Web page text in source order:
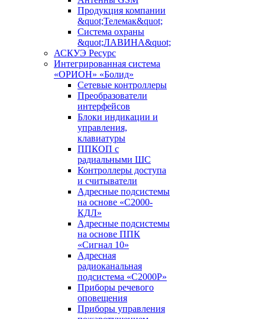
Продукция компании
&quot;Телемак&quot;
Система охраны
&quot;ЛАВИНА&quot;
АСКУЭ Ресурс
Интегрированная система
«ОРИОН» «Болид»
Сетевые контроллеры
Преобразователи
интерфейсов
Блоки индикации и
управления,
клавиатуры
ППКОП с
радиальными ШС
Контроллеры доступа
и считыватели
Адресные подсистемы
на основе «С2000-
КДЛ»
Адресные подсистемы
на основе ППК
«Сигнал 10»
Адресная
радиоканальная
подсистема «С2000Р»
Приборы речевого
оповещения
Приборы управления